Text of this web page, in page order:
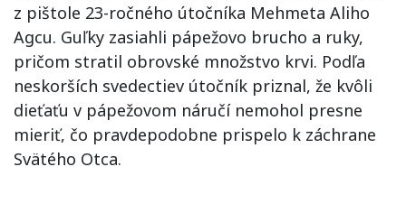
z pištole 23-ročného útočníka Mehmeta Aliho
Agcu. Guľky zasiahli pápežovo brucho a ruky,
pričom stratil obrovské množstvo krvi. Podľa
neskorších svedectiev útočník priznal, že kvôli
dieťaťu v pápežovom náručí nemohol presne
mieriť, čo pravdepodobne prispelo k záchrane
Svätého Otca.